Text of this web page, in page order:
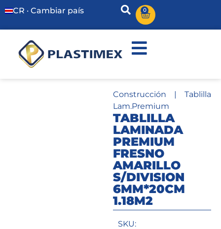
CR · Cambiar país 0
Construcción | Tablilla
Lam.Premium
TABLILLA
LAMINADA
PREMIUM
FRESNO
AMARILLO
S/DIVISION
6MM*20CM
1.18M2
SKU: